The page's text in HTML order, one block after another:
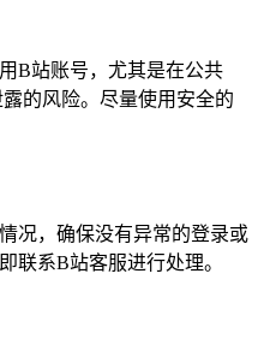
B站账号，尤其是在公共
的风险。尽量使用安全的
况，确保没有异常的登录或
联系B站客服进行处理。